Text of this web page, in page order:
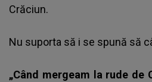
Crăciun.
Nu suporta să i se spună să
„Când mergeam la rude de